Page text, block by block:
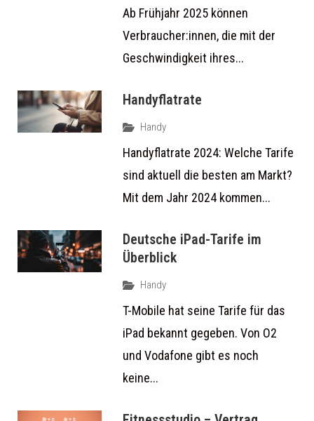
Ab Frühjahr 2025 können
Verbraucher:innen, die mit der
Geschwindigkeit ihres...
Handyflatrate
Handy
Handyflatrate 2024: Welche Tarife
sind aktuell die besten am Markt?
Mit dem Jahr 2024 kommen...
Deutsche iPad-Tarife im
Überblick
Handy
T-Mobile hat seine Tarife für das
iPad bekannt gegeben. Von O2
und Vodafone gibt es noch
keine...